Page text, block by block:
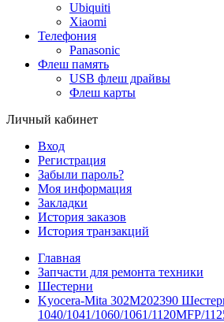
Ubiquiti
Xiaomi
Телефония
Panasonic
Флеш память
USB флеш драйвы
Флеш карты
Личный кабинет
Вход
Регистрация
Забыли пароль?
Моя информация
Закладки
История заказов
История транзакций
Главная
Запчасти для ремонта техники
Шестерни
Kyocera-Mita 302M202390
1040/1041/1060/1061/1120MFP/